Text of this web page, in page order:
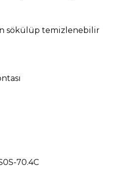
sökülüp temizlenebilir
70.4C